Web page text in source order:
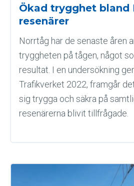
Ökad trygghet bland
resenärer
Norrtåg har de senaste åren
tryggheten på tågen, något
resultat. I en undersökning
Trafikverket 2022, framgår
sig trygga och säkra på
resenärerna blivit tillfrågade.